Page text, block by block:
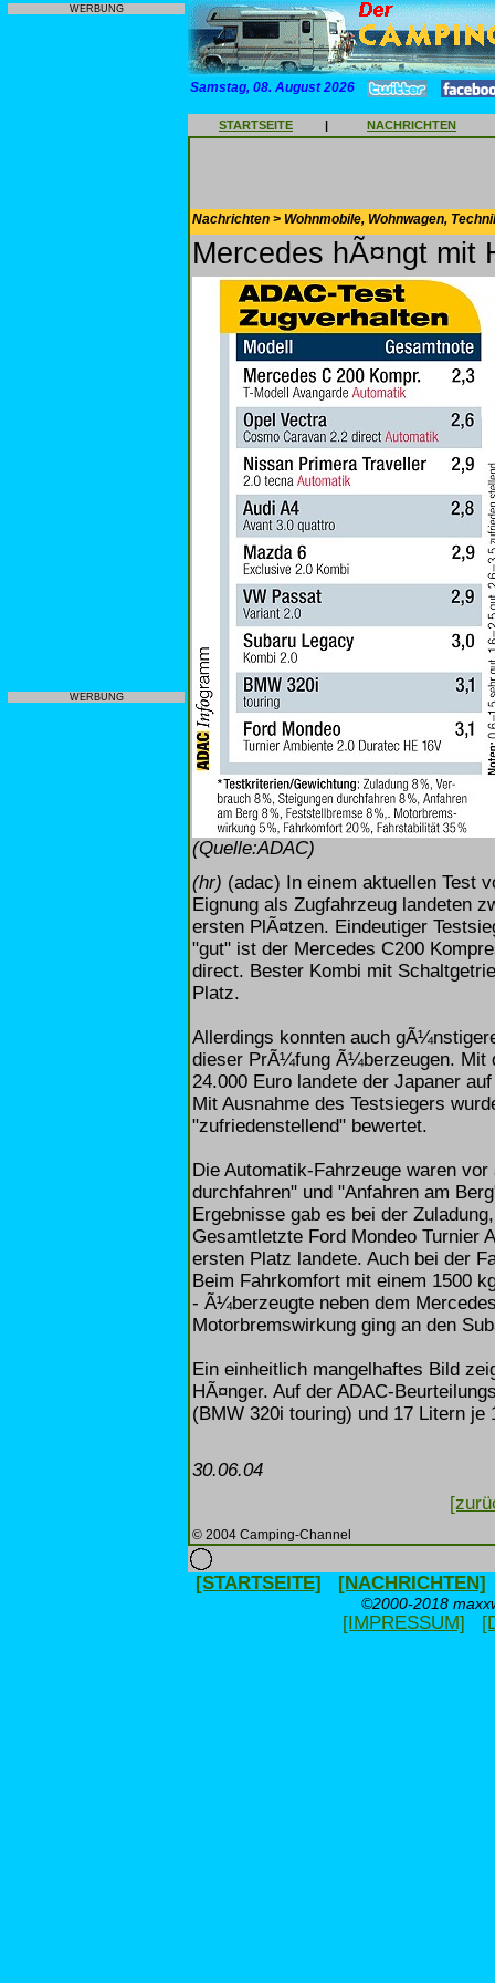
WERBUNG
WERBUNG
Samstag, 08. August 2026
STARTSEITE | NACHRICHTEN
Nachrichten > Wohnmobile, Wohnwagen,
Mercedes hÃ¤ngt mit
(Quelle:ADAC)
(hr) (adac) In einem aktuellen Test
Eignung als Zugfahrzeug landeten
ersten PlÃ¤tzen. Eindeutiger
"gut" ist der Mercedes C200
direct. Bester Kombi mit
Platz.
Allerdings konnten auch
dieser PrÃ¼fung Ã¼berzeugen. Mit
24.000 Euro landete der Japaner
Mit Ausnahme des Testsiegers
"zufriedenstellend" bewertet.
Die Automatik-Fahrzeuge waren
durchfahren" und "Anfahren am
Ergebnisse gab es bei der
Gesamtletzte Ford Mondeo Turnier
ersten Platz landete. Auch bei der
Beim Fahrkomfort mit einem 1500
- Ã¼berzeugte neben dem
Motorbremswirkung ging an den
Ein einheitlich mangelhaftes Bild
HÃ¤nger. Auf der ADAC-
(BMW 320i touring) und 17 Litern
30.06.04
© 2004 Camping-Channel
[STARTSEITE] [NACHRICHTEN]
©2000-2018
[IMPRESSUM]